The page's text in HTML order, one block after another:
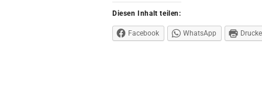
Diesen Inhalt teilen:
Facebook WhatsApp